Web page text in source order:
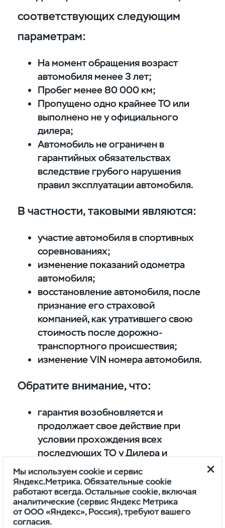
соответствующих следующим
параметрам:
На момент обращения возраст
автомобиля менее 3 лет;
Пробег менее 80 000 км;
Пропущено одно крайнее ТО или
выполнено не у официального
дилера;
Автомобиль не ограничен в
гарантийных обязательствах
вследствие грубого нарушения
правил эксплуатации автомобиля.
В частности, таковыми являются:
участие автомобиля в спортивных
соревнованиях;
изменение показаний одометра
автомобиля;
восстановление автомобиля, после
признание его страховой
компанией, как утратившего свою
стоимость после дорожно-
транспортного происшествия;
изменение VIN номера автомобиля.
Обратите внимание, что:
гарантия возобновляется и
продолжает свое действие при
условии прохождения всех
последующих ТО у Дилера и
соблюдения всех остальных условий
поддержания гарантии на
автомобиль, согласно Сервисной
книжке.
повторное участие в акции «Вернись
Мы используем cookie и сервис
Яндекс.Метрика. Обязательные cookie
работают всегда. Остальные cookie, включая
аналитические (сервис Яндекс Метрика
от ООО «Яндекс», Россия), требуют вашего
согласия.